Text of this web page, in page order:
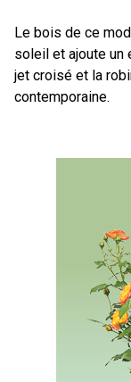
Le bois de ce
soleil et ajoute un
jet croisé et la
contemporaine.